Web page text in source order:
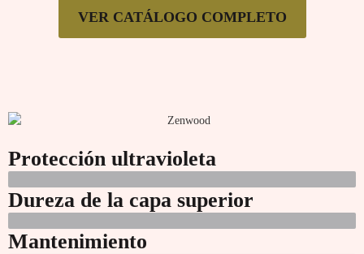
VER CATÁLOGO COMPLETO
Protección ultravioleta
Dureza de la capa superior
Mantenimiento